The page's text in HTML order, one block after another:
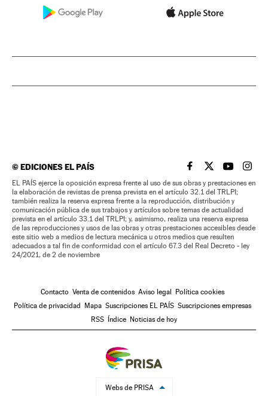
©EDICIONES EL PAÍS EL PAÍS BRASIL EN
EL PAÍSEL PAÍS
EL
EL PAÍS ejerce la oposición expresa frente al uso de sus obras y prestaciones en
la elaboración de revistas de prensa prevista en el artículo 32.1 del TRLPI;
también realiza la reserva expresa frente a la reproducción, distribución y
comunicación pública de sus trabajos y artículos sobre temas de actualidad
prevista en el artículo 33.1 del TRLPI; y, asimismo, realiza una reserva expresa
de las reproducciones y usos de las obras y otras prestaciones accesibles desde
este sitio web a medios de lectura mecánica u otros medios que resulten
adecuados a tal fin de conformidad con el artículo 67.3 del Real Decreto - ley
24/2021, de 2 de noviembre
Contacto Venta de contenidos Aviso legal
Política cookies
Política de privacidad
Mapa Suscripciones EL PAÍS Suscripciones empresas
RSS
Índice Noticias de hoy
Webs de PRISA